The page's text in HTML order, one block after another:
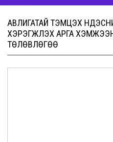
АВЛИГАТАЙ ТЭМЦЭХ
ХЭРЭГЖҮҮЛЭХ АРГА
ТӨЛӨВЛӨГӨӨ